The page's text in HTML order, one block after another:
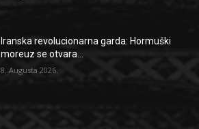
Iranska revolucionarna garda: Hormuški
moreuz se otvara...
8. Augusta 2026.